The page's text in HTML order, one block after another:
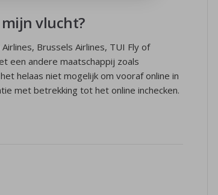
vlucht?
Brussels Airlines, TUI Fly of
een andere maatschappij zoals
helaas niet mogelijk om vooraf online in
met betrekking tot het online inchecken.